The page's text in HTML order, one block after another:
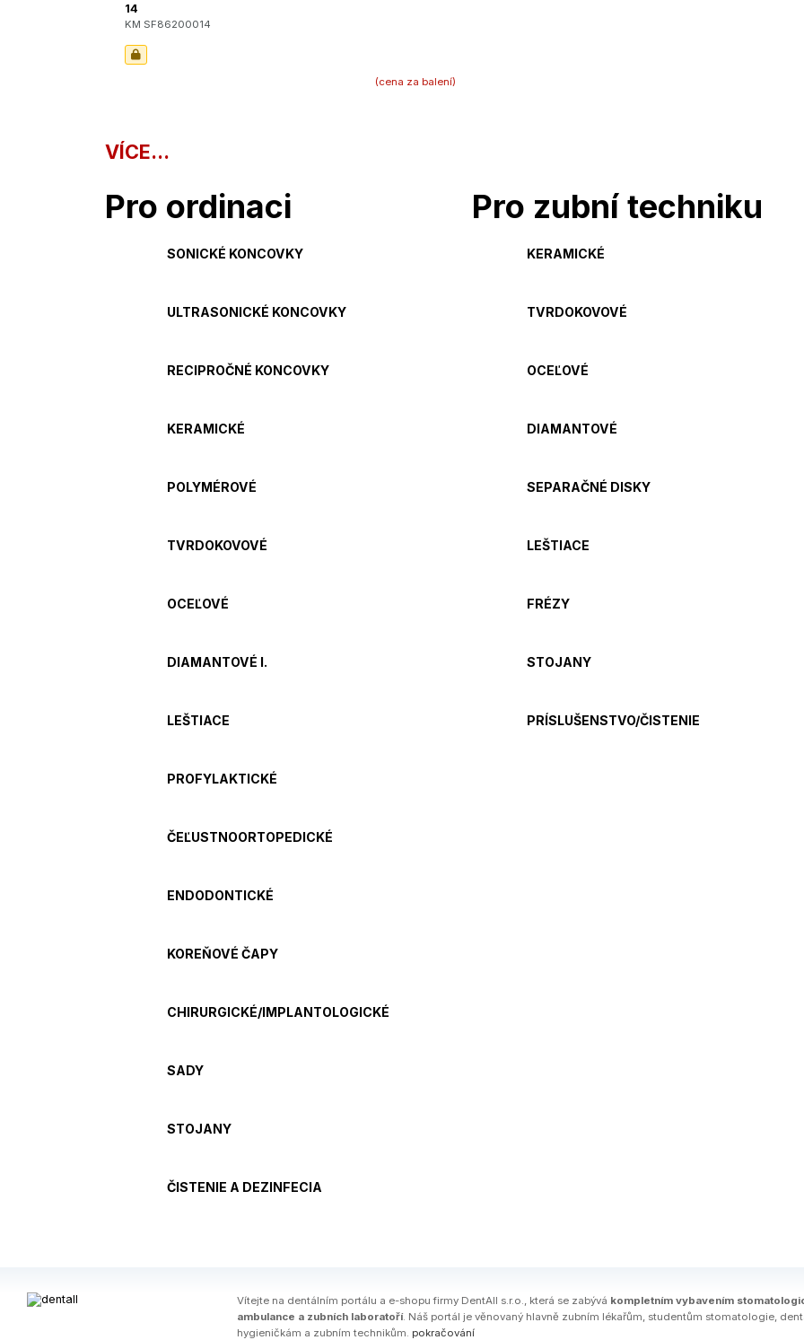
14
KM SF86200014
(cena za balení)
VÍCE...
Pro ordinaci Pro zubní techniku
SONICKÉ KONCOVKY KERAMICKÉ
ULTRASONICKÉ KONCOVKY TVRDOKOVOVÉ
RECIPROČNÉ KONCOVKY OCEĽOVÉ
KERAMICKÉ DIAMANTOVÉ
POLYMÉROVÉ SEPARAČNÉ DISKY
TVRDOKOVOVÉ LEŠTIACE
OCEĽOVÉ FRÉZY
DIAMANTOVÉ I. STOJANY
LEŠTIACE PRÍSLUŠENSTVO/ČISTENIE
PROFYLAKTICKÉ
ČEĽUSTNOORTOPEDICKÉ
ENDODONTICKÉ
KOREŇOVÉ ČAPY
CHIRURGICKÉ/IMPLANTOLOGICKÉ
SADY
STOJANY
ČISTENIE A DEZINFECIA
Ví­tejte na dentálním portálu a e-shopu firmy DentAll s.r.o., která se zabývá kompletním vybavením
ambulance a zubních laboratoří. Náš portál je věnovaný hlavně zubním lékařům, studentům stomatologie,
hygieničkám a zubním technikům. pokračování